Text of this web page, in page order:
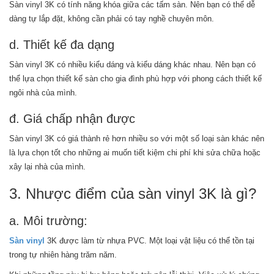
Sàn vinyl 3K có tính năng khóa giữa các tấm sàn. Nên bạn có thể dễ
dàng tự lắp đặt, không cần phải có tay nghề chuyên môn.
d. Thiết kế đa dạng
Sàn vinyl 3K có nhiều kiểu dáng và kiểu dáng khác nhau. Nên bạn có
thể lựa chọn thiết kế sàn cho gia đình phù hợp với phong cách thiết kế
ngôi nhà của mình.
đ. Giá chấp nhận được
Sàn vinyl 3K có giá thành rẻ hơn nhiều so với một số loại sàn khác nên
là lựa chọn tốt cho những ai muốn tiết kiệm chi phí khi sửa chữa hoặc
xây lại nhà của mình.
3. Nhược điểm của sàn vinyl 3K là gì?
a. Môi trường:
Sàn vinyl 3K được làm từ nhựa PVC. Một loại vật liệu có thể tồn tại
trong tự nhiên hàng trăm năm.